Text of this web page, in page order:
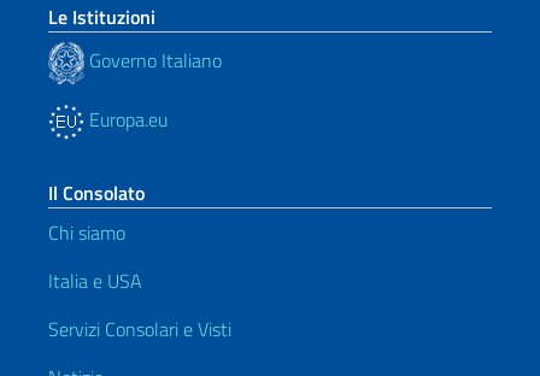
Le Istituzioni
Governo Italiano
Europa.eu
Il Consolato
Chi siamo
Italia e USA
Servizi Consolari e Visti